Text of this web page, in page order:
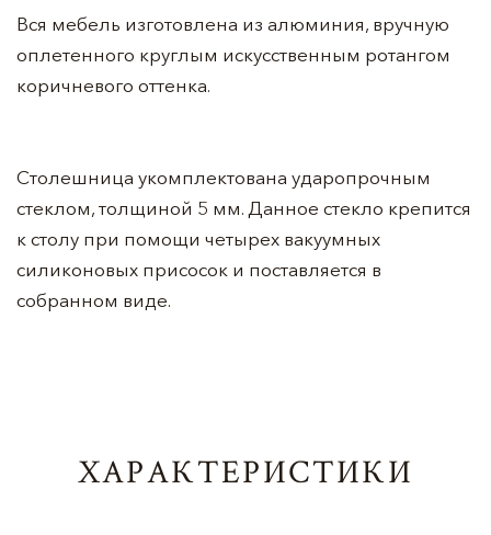
Вся мебель изготовлена из алюминия, вручную
оплетенного круглым искусственным ротангом
коричневого оттенка.
Столешница укомплектована ударопрочным
стеклом, толщиной 5 мм. Данное стекло крепится
к столу при помощи четырех вакуумных
силиконовых присосок и поставляется в
собранном виде.
ХАРАКТЕРИСТИКИ